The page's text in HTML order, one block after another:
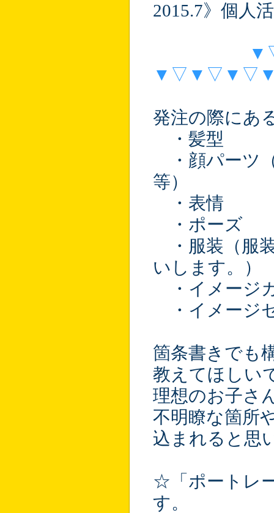
2015.7》個人
発注の際にあ
・髪型
・顔パーツ
等）
・表情
・ポーズ
・服装（服
いします。）
・イメージ
・イメージ
箇条書きでも
教えてほし
理想のお子さ
不明瞭な箇所
込まれると思
☆「ポートレ
す。